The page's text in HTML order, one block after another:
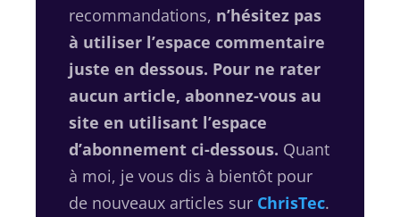
recommandations, n’hésitez pas
à utiliser l’espace commentaire
juste en dessous. Pour ne rater
aucun article, abonnez-vous au
site en utilisant l’espace
d’abonnement ci-dessous. Quant
à moi, je vous dis à bientôt pour
de nouveaux articles sur ChrisTec.